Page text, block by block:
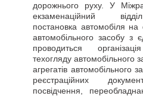
дорожнього руху. У
екзаменаційний
постановка автомобіля на
автомобільного засобу з
проводиться
техогляду автомобільного
агрегатів автомобільного
реєстраційних
посвідчення,